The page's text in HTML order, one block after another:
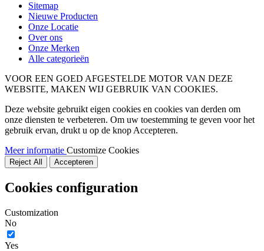
Sitemap
Nieuwe Producten
Onze Locatie
Over ons
Onze Merken
Alle categorieën
VOOR EEN GOED AFGESTELDE MOTOR VAN DEZE
WEBSITE, MAKEN WIJ GEBRUIK VAN COOKIES.
Deze website gebruikt eigen cookies en cookies van derden om
onze diensten te verbeteren. Om uw toestemming te geven voor het
gebruik ervan, drukt u op de knop Accepteren.
Meer informatie Customize Cookies
Reject All Accepteren
Cookies configuration
Customization
No
Yes